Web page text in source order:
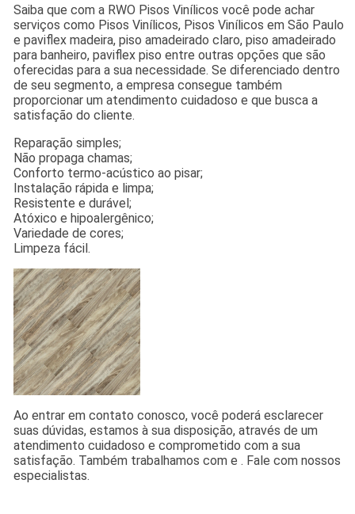
Saiba que com a RWO Pisos Vinílicos você pode achar
serviços como Pisos Vinílicos, Pisos Vinílicos em São Paulo
e paviflex madeira, piso amadeirado claro, piso amadeirado
para banheiro, paviflex piso entre outras opções que são
oferecidas para a sua necessidade. Se diferenciado dentro
de seu segmento, a empresa consegue também
proporcionar um atendimento cuidadoso e que busca a
satisfação do cliente.
Reparação simples;
Não propaga chamas;
Conforto termo-acústico ao pisar;
Instalação rápida e limpa;
Resistente e durável;
Atóxico e hipoalergênico;
Variedade de cores;
Limpeza fácil.
Ao entrar em contato conosco, você poderá esclarecer
suas dúvidas, estamos à sua disposição, através de um
atendimento cuidadoso e comprometido com a sua
satisfação. Também trabalhamos com e . Fale com nossos
especialistas.